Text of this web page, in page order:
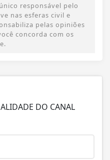
responsável pelo
nas esferas civil e
pelas opiniões
concorda com os
DO CANAL